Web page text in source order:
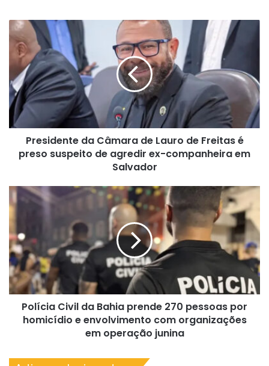
Presidente
da
Câmara
de
Lauro
de
Freitas
preso
suspeito
companheira
em
Presidente da Câmara de Lauro de Freitas é
preso suspeito de agredir ex-companheira em
Salvador
Polícia
Civil
da
Bahia
prende
270
pessoas
por
homicídio
envolvimento
em
Polícia Civil da Bahia prende 270 pessoas por
homicídio e envolvimento com organizações
em operação junina